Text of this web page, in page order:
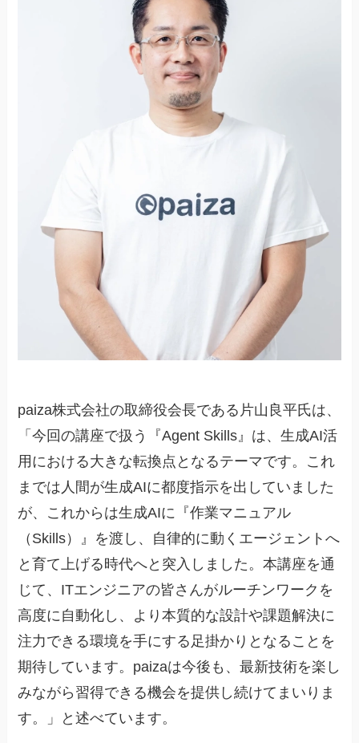
paiza株式会社の取締役会長である片山良平氏は、
「今回の講座で扱う『Agent Skills』は、生成AI活
用における大きな転換点となるテーマです。これ
までは人間が生成AIに都度指示を出していました
が、これからは生成AIに『作業マニュアル
（Skills）』を渡し、自律的に動くエージェントへ
と育て上げる時代へと突入しました。本講座を通
じて、ITエンジニアの皆さんがルーチンワークを
高度に自動化し、より本質的な設計や課題解決に
注力できる環境を手にする足掛かりとなることを
期待しています。paizaは今後も、最新技術を楽し
みながら習得できる機会を提供し続けてまいりま
す。」と述べています。